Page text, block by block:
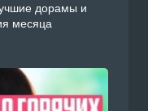
дорамы и
месяца